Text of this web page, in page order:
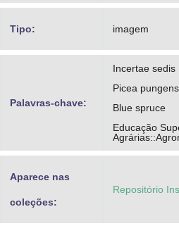
Tipo: imagem
Palavras-chave:
Incertae sedis
Picea
Blue spruce
Educação
Aparece nas
coleções:
Repositório